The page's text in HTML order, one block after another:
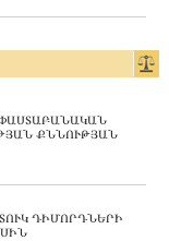
ՓԱՍՏԱԲԱՆԱԿԱՆ
ՔՆՆՈՒԹՅԱՆ
ԴԻՄՈՐԴՆԵՐԻ